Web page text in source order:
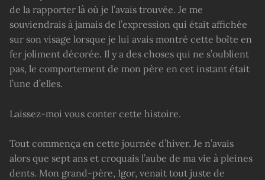
de la rapporter là où je l’avais trouvée. Je me
souviendrais à jamais de l’expression qui était affichée
sur son visage lorsque je lui avais montré cette boîte en
fer joliment décorée. Il y a des choses qui ne s’oublient
pas, le comportement de mon père en cet instant était
l’une d’elles.
Laissez-moi vous conter cette histoire.
Tout commença en cette journée d’hiver. Je n’avais
alors que sept ans et croquais l’aube de ma vie à pleines
dents. Mon grand-père, Igor, venait tout juste de